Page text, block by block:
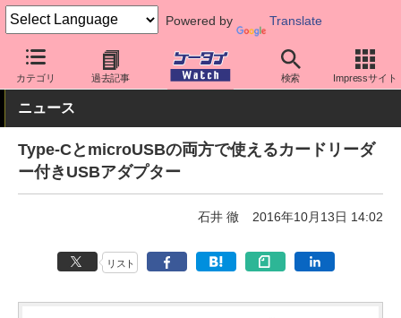
Powered by Translate
カテゴリ 過去記事 検索 Impressサイト
ケータイ Watch 周辺機器/アクセサリー その他
ニュース
Type-CとmicroUSBの両方で使えるカードリーダ
ー付きUSBアダプター
石井 徹 2016年10月13日 14:02
リスト